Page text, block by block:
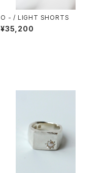
O - / LIGHT SHORTS
¥35,200